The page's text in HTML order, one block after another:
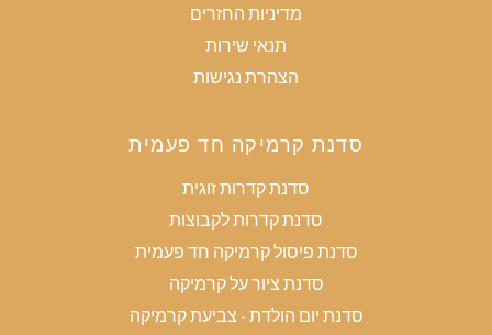
מדיניות החזרים
תנאי שירות
הצהרת נגישות
סדנת קרמיקה חד פעמית
סדנת קדרות זוגית
סדנת קדרות לקבוצות
סדנת פיסול קרמיקה חד פעמית
סדנת ציור על קרמיקה
סדנת יום הולדת - צביעת קרמיקה